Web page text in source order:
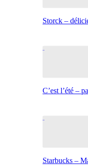
Storck –
C’est l’été –
Starbucks –